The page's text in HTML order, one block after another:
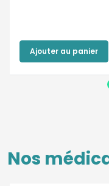
Ajouter au panier
Nos